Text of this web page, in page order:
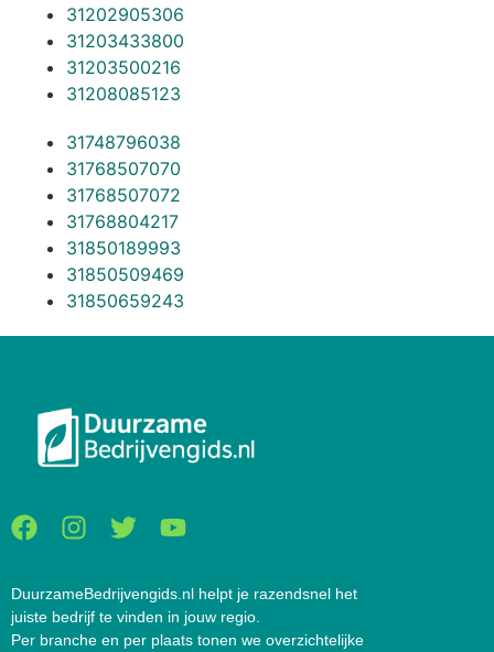
31202905306
31203433800
31203500216
31208085123
31748796038
31768507070
31768507072
31768804217
31850189993
31850509469
31850659243
DuurzameBedrijvengids.nl helpt je razendsnel het
juiste bedrijf te vinden in jouw regio.
Per branche en per plaats tonen we overzichtelijke